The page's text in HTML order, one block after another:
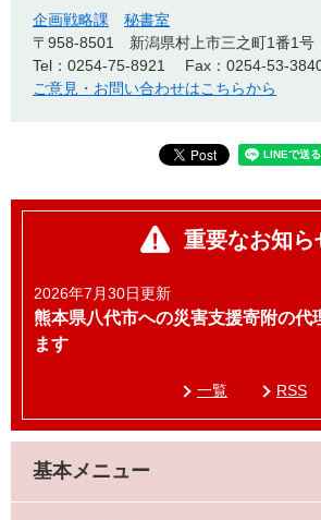
企画戦略課
秘書室
〒958-8501
新潟県村上市三之町1番1号
Tel：0254-75-8921
Fax：0254-53-
ご意見・お問い合わせはこちらから
重要なお知ら
2026年7月30日更新
熊本県八代市への災害支援寄附の代
ます
一覧 RSS
基本メニュー